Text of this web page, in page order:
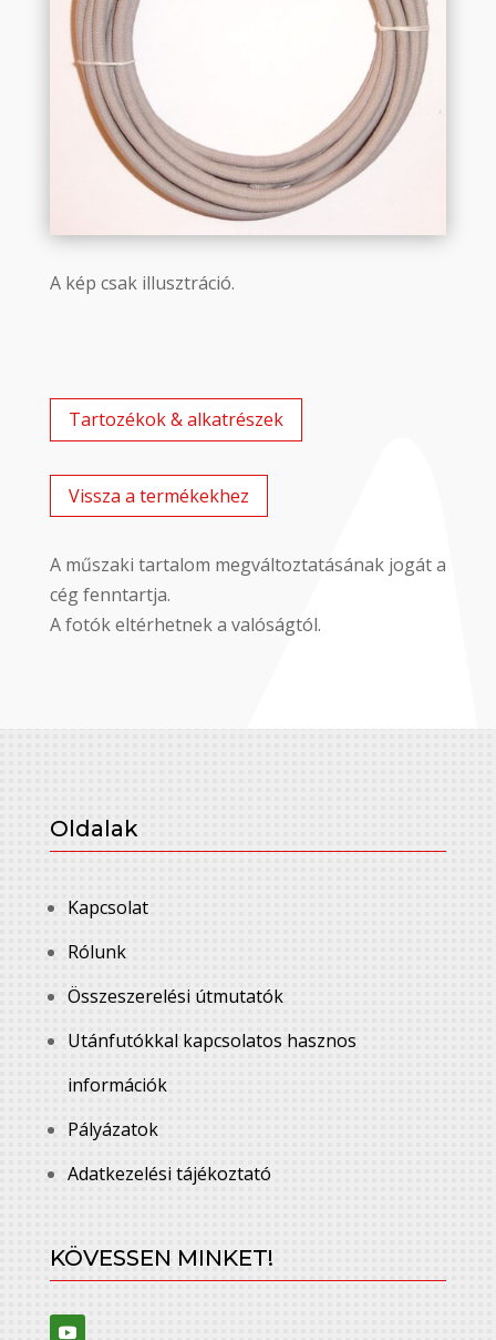
A kép csak illusztráció.
Tartozékok & alkatrészek
Vissza a termékekhez
A műszaki tartalom megváltoztatásának jogát a
cég fenntartja.
A fotók eltérhetnek a valóságtól.
Oldalak
Kapcsolat
Rólunk
Összeszerelési útmutatók
Utánfutókkal kapcsolatos hasznos
információk
Pályázatok
Adatkezelési tájékoztató
KÖVESSEN MINKET!